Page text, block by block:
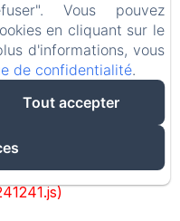
IT
Loading chunk 1322
packs/1322-
Vous pouvez
en cliquant sur le
d'informations, vous
de confidentialité.
Tout accepter